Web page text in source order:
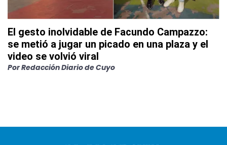
El gesto inolvidable de Facundo Campazzo:
se metió a jugar un picado en una plaza y el
video se volvió viral
PorRedacción Diario de Cuyo